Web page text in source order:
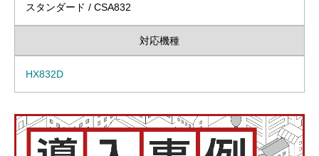
スタンダード / CSA832
対応機種
HX832D